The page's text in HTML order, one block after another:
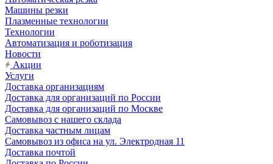
Машины резки
Плазменные технологии
Технологии
Автоматизация и роботизация
Новости
Акции
Услуги
Доставка организациям
Доставка для организаций по России
Доставка для организаций по Москве
Самовывоз с нашего склада
Доставка частным лицам
Самовывоз из офиса на ул. Электродная 11
Доставка почтой